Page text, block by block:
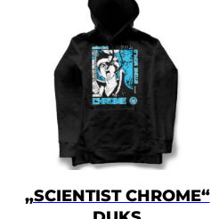
„SCIENTIST CHROME“